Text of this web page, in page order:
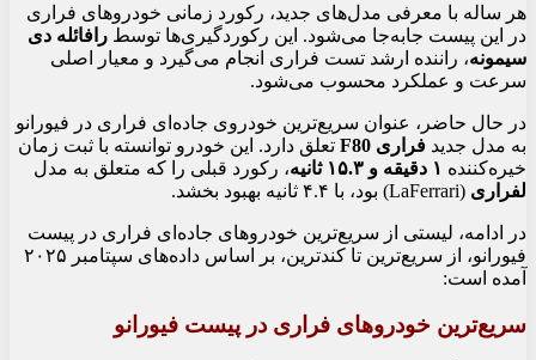
هر ساله با معرفی مدل‌های جدید، رکورد زمانی خودروهای فراری
در این پیست جابه‌جا می‌شود. این رکوردگیری‌ها توسط رافائله دی
سیمونه، راننده ارشد تست فراری انجام می‌گیرد و معیار اصلی
سرعت و عملکرد محسوب می‌شود.
در حال حاضر، عنوان سریع‌ترین خودروی جاده‌ای فراری در فیورانو
به مدل جدید فراری F80
تعلق دارد. این خودرو توانسته با ثبت زمان
خیره‌کننده ۱ دقیقه و ۱۵.۳ ثانیه
، رکورد قبلی را که متعلق به مدل
لفراری (LaFerrari) بود، با ۴.۴ ثانیه بهبود بخشد.
در ادامه، لیستی از سریع‌ترین خودروهای جاده‌ای فراری در پیست
فیورانو، از سریع‌ترین تا کندترین، بر اساس داده‌های سپتامبر ۲۰۲۵
آمده است:
سریع‌ترین خودروهای فراری در پیست فیورانو